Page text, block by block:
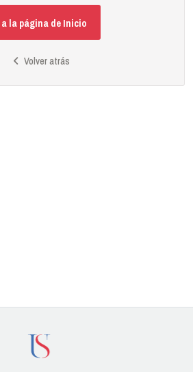
la página de Inicio
Volver atrás